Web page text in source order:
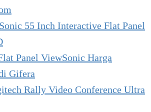
55 Inch Interactive Flat Panel
Panel ViewSonic Harga
Gifera
Rally Video Conference Ultra